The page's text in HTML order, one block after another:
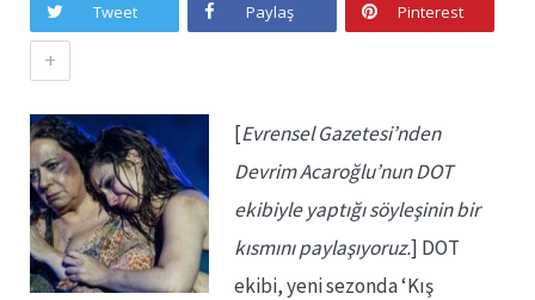
Tweet Paylaş Pinterest
+
[Evrensel Gazetesi’nden
Devrim Acaroğlu’nun DOT
ekibiyle yaptığı söyleşinin bir
kısmını paylaşıyoruz.] DOT
ekibi, yeni sezonda ‘Kış